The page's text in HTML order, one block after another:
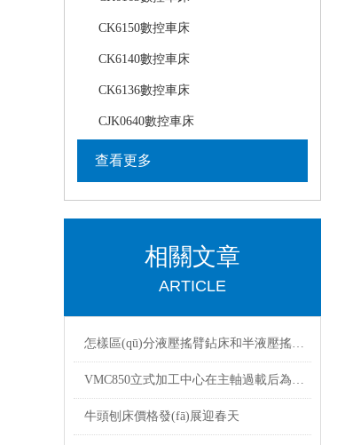
CK6150數控車床
CK6140數控車床
CK6136數控車床
CJK0640數控車床
查看更多
相關文章
ARTICLE
怎樣區(qū)分液壓搖臂鉆床和半液壓搖臂鉆床
VMC850立式加工中心在主軸過載后為什么會出現報警？
牛頭刨床價格發(fā)展迎春天